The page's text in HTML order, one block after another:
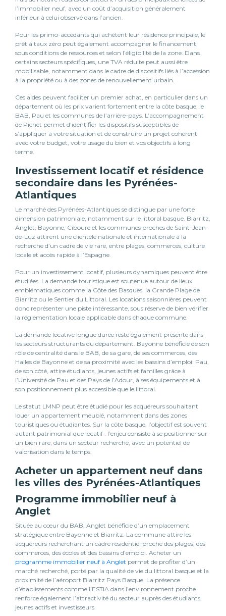
l’immobilier neuf, avec un coût d’acquisition généralement
inférieur à celui observé dans l’ancien.
Pour les primo-accédants qui achètent leur résidence principale, le
prêt à taux zéro peut également accompagner le financement,
sous conditions de ressources et selon l’éligibilité de la zone. Dans
certains secteurs spécifiques, une TVA réduite peut aussi être
mobilisable, notamment dans le cadre de dispositifs liés à l’accession
à la propriété ou à des zones de renouvellement urbain.
Ces aides peuvent faciliter un premier achat, en particulier dans un
département où les prix varient fortement entre la côte basque, le
BAB, Pau et les communes de l’arrière-pays. L’accompagnement
de Pichet permet d’identifier les dispositifs susceptibles de
s’appliquer à votre situation et de construire un projet cohérent
avec votre budget, votre usage du bien et vos objectifs à long
terme.
Investissement locatif et résidence
secondaire dans les Pyrénées-
Atlantiques
Le marché des Pyrénées-Atlantiques se distingue par une forte
dimension patrimoniale, notamment sur le littoral basque. Biarritz,
Anglet, Bayonne, Ciboure et les communes proches de Saint-Jean-
de-Luz attirent une clientèle nationale et internationale à la
recherche d’un cadre de vie rare, entre plages, commerces, culture
locale et accès rapide à l’Espagne.
Pour un investissement locatif, plusieurs dynamiques peuvent être
étudiées. La demande touristique est soutenue autour de lieux
emblématiques comme la Côte des Basques, la Grande Plage de
Biarritz ou le Sentier du Littoral. Les locations saisonnières peuvent
donc représenter une piste intéressante, sous réserve de bien vérifier
la réglementation locale applicable dans chaque commune.
La demande locative longue durée reste également présente dans
les secteurs structurants du département. Bayonne bénéficie de son
rôle de centralité dans le BAB, de sa gare, de ses commerces, des
Halles de Bayonne et de sa proximité avec les bassins d’emploi. Pau,
de son côté, attire étudiants, jeunes actifs et familles grâce à
l’Université de Pau et des Pays de l’Adour, à ses équipements et à
son positionnement plus accessible que le littoral.
Le statut LMNP peut être étudié pour les acquéreurs souhaitant
louer un appartement meublé, notamment dans des zones
touristiques ou étudiantes. Sur la côte basque, l’objectif est souvent
autant patrimonial que locatif : l’enjeu consiste à se positionner sur
un bien rare, dans un secteur recherché, avec un potentiel de
valorisation dans le temps.
Acheter un appartement neuf dans
les villes des Pyrénées-Atlantiques
Programme immobilier neuf à
Anglet
Située au cœur du BAB, Anglet bénéficie d’un emplacement
stratégique entre Bayonne et Biarritz. La commune attire les
acquéreurs recherchant un cadre résidentiel proche des plages, des
commerces, des écoles et des bassins d’emploi. Acheter un
programme immobilier neuf à Anglet permet de profiter d’un
marché recherché, porté par la qualité de vie du littoral basque et la
proximité de l’aéroport Biarritz Pays Basque. La présence
d’établissements comme l’ESTIA dans l’environnement proche
renforce également l’attractivité du secteur auprès des étudiants,
jeunes actifs et investisseurs.